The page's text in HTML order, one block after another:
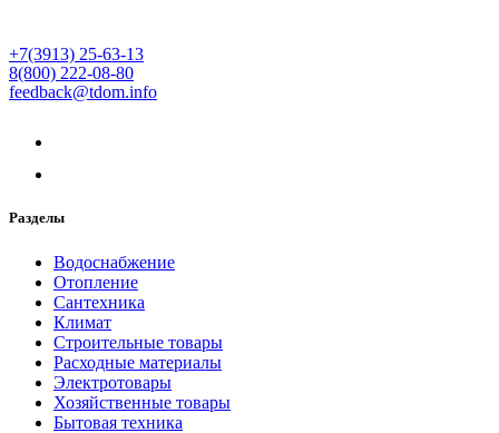
+7(3913) 25-63-13
8(800) 222-08-80
feedback@tdom.info
Разделы
Водоснабжение
Отопление
Сантехника
Климат
Строительные товары
Расходные материалы
Электротовары
Хозяйственные товары
Бытовая техника